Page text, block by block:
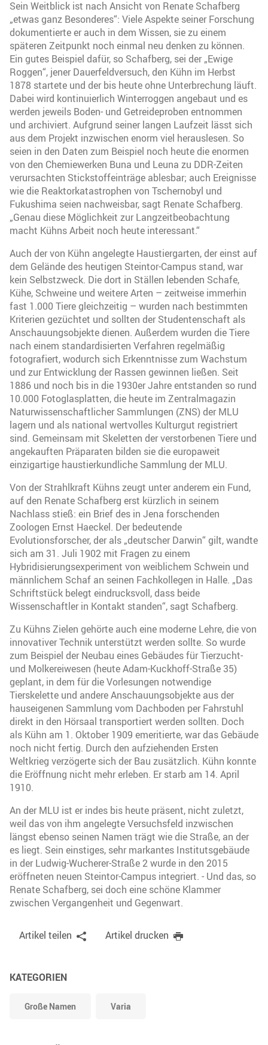
Sein Weitblick ist nach Ansicht von Renate Schafberg
„etwas ganz Besonderes“: Viele Aspekte seiner Forschung
dokumentierte er auch in dem Wissen, sie zu einem
späteren Zeitpunkt noch einmal neu denken zu können.
Ein gutes Beispiel dafür, so Schafberg, sei der „Ewige
Roggen“, jener Dauerfeldversuch, den Kühn im Herbst
1878 startete und der bis heute ohne Unterbrechung läuft.
Dabei wird kontinuierlich Winterroggen angebaut und es
werden jeweils Boden- und Getreideproben entnommen
und archiviert. Aufgrund seiner langen Laufzeit lässt sich
aus dem Projekt inzwischen enorm viel herauslesen. So
seien in den Daten zum Beispiel noch heute die enormen
von den Chemiewerken Buna und Leuna zu DDR-Zeiten
verursachten Stickstoffeinträge ablesbar; auch Ereignisse
wie die Reaktorkatastrophen von Tschernobyl und
Fukushima seien nachweisbar, sagt Renate Schafberg.
„Genau diese Möglichkeit zur Langzeitbeobachtung
macht Kühns Arbeit noch heute interessant.“
Auch der von Kühn angelegte Haustiergarten, der einst auf
dem Gelände des heutigen Steintor-Campus stand, war
kein Selbstzweck. Die dort in Ställen lebenden Schafe,
Kühe, Schweine und weitere Arten – zeitweise immerhin
fast 1.000 Tiere gleichzeitig – wurden nach bestimmten
Kriterien gezüchtet und sollten der Studentenschaft als
Anschauungsobjekte dienen. Außerdem wurden die Tiere
nach einem standardisierten Verfahren regelmäßig
fotografiert, wodurch sich Erkenntnisse zum Wachstum
und zur Entwicklung der Rassen gewinnen ließen. Seit
1886 und noch bis in die 1930er Jahre entstanden so rund
10.000 Fotoglasplatten, die heute im Zentralmagazin
Naturwissenschaftlicher Sammlungen (ZNS) der MLU
lagern und als national wertvolles Kulturgut registriert
sind. Gemeinsam mit Skeletten der verstorbenen Tiere und
angekauften Präparaten bilden sie die europaweit
einzigartige haustierkundliche Sammlung der MLU.
Von der Strahlkraft Kühns zeugt unter anderem ein Fund,
auf den Renate Schafberg erst kürzlich in seinem
Nachlass stieß: ein Brief des in Jena forschenden
Zoologen Ernst Haeckel. Der bedeutende
Evolutionsforscher, der als „deutscher Darwin“ gilt, wandte
sich am 31. Juli 1902 mit Fragen zu einem
Hybridisierungsexperiment von weiblichem Schwein und
männlichem Schaf an seinen Fachkollegen in Halle. „Das
Schriftstück belegt eindrucksvoll, dass beide
Wissenschaftler in Kontakt standen“, sagt Schafberg.
Zu Kühns Zielen gehörte auch eine moderne Lehre, die von
innovativer Technik unterstützt werden sollte. So wurde
zum Beispiel der Neubau eines Gebäudes für Tierzucht-
und Molkereiwesen (heute Adam-Kuckhoff-Straße 35)
geplant, in dem für die Vorlesungen notwendige
Tierskelette und andere Anschauungsobjekte aus der
hauseigenen Sammlung vom Dachboden per Fahrstuhl
direkt in den Hörsaal transportiert werden sollten. Doch
als Kühn am 1. Oktober 1909 emeritierte, war das Gebäude
noch nicht fertig. Durch den aufziehenden Ersten
Weltkrieg verzögerte sich der Bau zusätzlich. Kühn konnte
die Eröffnung nicht mehr erleben. Er starb am 14. April
1910.
An der MLU ist er indes bis heute präsent, nicht zuletzt,
weil das von ihm angelegte Versuchsfeld inzwischen
längst ebenso seinen Namen trägt wie die Straße, an der
es liegt. Sein einstiges, sehr markantes Institutsgebäude
in der Ludwig-Wucherer-Straße 2 wurde in den 2015
eröffneten neuen Steintor-Campus integriert. - Und das, so
Renate Schafberg, sei doch eine schöne Klammer
zwischen Vergangenheit und Gegenwart.
Artikel teilen Artikel drucken
KATEGORIEN
Große Namen Varia